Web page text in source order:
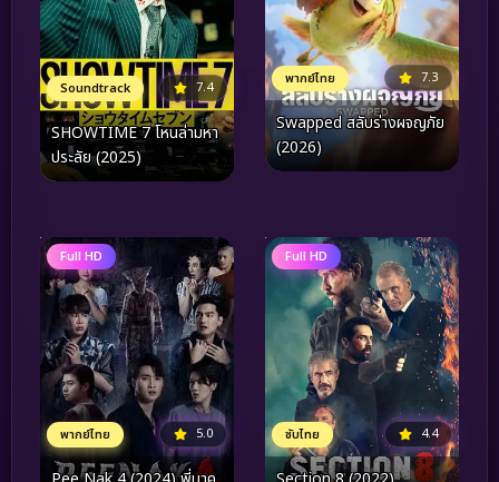
Soundtrack 7.4
SHOWTIME 7 โหนล่ามหา
ประลัย (2025)
พากย์ไทย 7.3
Swapped สลับร่างผจญภัย
(2026)
Full HD
พากย์ไทย 5.0
Full HD
ซับไทย 4.4